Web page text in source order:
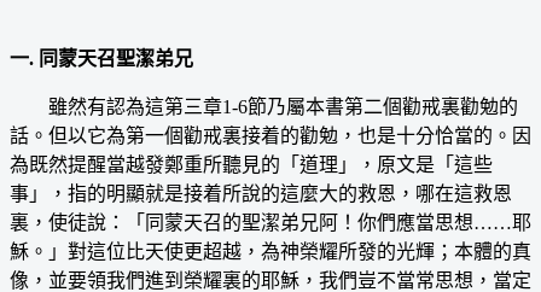
一. 同蒙天召聖潔弟兄
雖然有認為這第三章1-6節乃屬本書第二個勸戒裏勸勉的
話。但以它為第一個勸戒裏接着的勸勉，也是十分恰當的。因
為既然提醒當越發鄭重所聽見的「道理」，原文是「這些
事」，指的明顯就是接着所說的這麼大的救恩，哪在這救恩
裏，使徒說：「同蒙天召的聖潔弟兄阿！你們應當思想……耶
穌。」對這位比天使更超越，為神榮耀所發的光輝；本體的真
像，並要領我們進到榮耀裏的耶穌，我們豈不當常思想，當定